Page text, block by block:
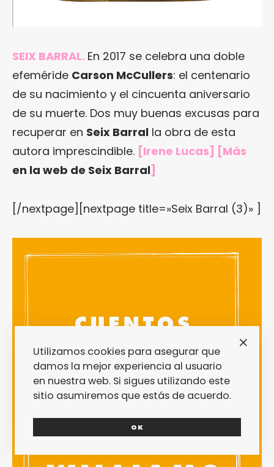
SEIX BARRAL. En 2017 se celebra una doble
efeméride Carson McCullers: el centenario
de su nacimiento y el cincuenta aniversario
de su muerte. Dos muy buenas excusas para
recuperar en Seix Barral la obra de esta
autora imprescindible. [Irene Lucas] [Más
en la web de Seix Barral]
[/nextpage][nextpage title=»Seix Barral (3)» ]
Utilizamos cookies para asegurar que
damos la mejor experiencia al usuario
en nuestra web. Si sigues utilizando este
sitio asumiremos que estás de acuerdo.
OK